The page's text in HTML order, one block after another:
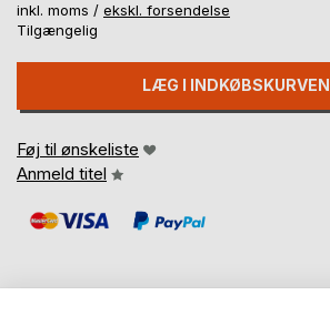
inkl. moms / ekskl. forsendelse
Tilgængelig
LÆG I INDKØBSKURVEN
Føj til ønskeliste
Anmeld titel